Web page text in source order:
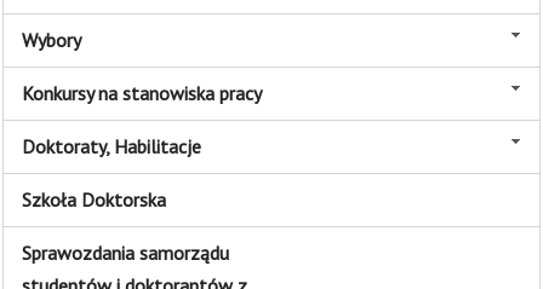
Wybory
Konkursy na stanowiska pracy
Doktoraty, Habilitacje
Szkoła Doktorska
Sprawozdania samorządu